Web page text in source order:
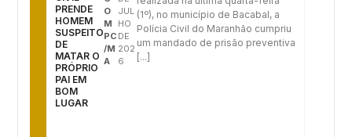
PRENDE
HOMEM
SUSPEITO
DE
MATAR O
PRÓPRIO
PAI EM
BOM
LUGAR
O
M
PC
/M
A
JUL
HO
DE
202
6
(1º), no município de Bacabal, a
Polícia Civil do Maranhão cumpriu
um mandado de prisão preventiva
[...]